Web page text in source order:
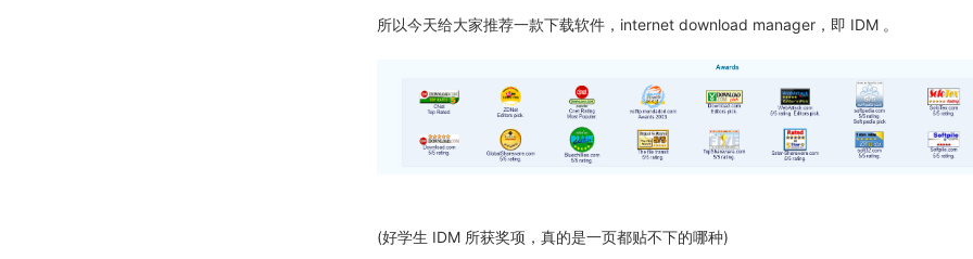
所以今天给大家推荐一款下载软件，internet download manager，即 IDM 。
(好学生 IDM 所获奖项，真的是一页都贴不下的哪种)